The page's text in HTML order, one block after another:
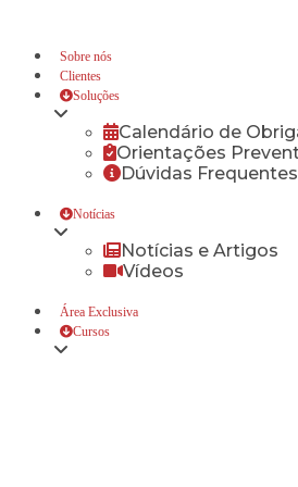
Sobre nós
Clientes
Soluções
Calendário de
Orientações
Dúvidas Frequentes
Notícias
Notícias e Artigos
Vídeos
Área Exclusiva
Cursos